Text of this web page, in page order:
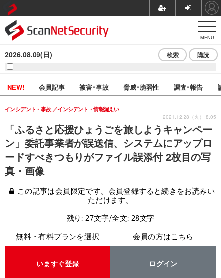
MENU
2026.08.09(日) 検索 購読
NEW! 会員記事 被害･事故 脅威･脆弱性 調査･報告
「ふるさと応援ひょうごを旅しようキャンペー
ン」委託事業者が誤送信、システムにアップロ
ードすべきつもりがファイル誤添付 2枚目の写
真・画像
インシデント・事故 インシデント・情報漏えい
2021.12.28（火） 8:05
この記事は会員限定です。会員登録すると続きをお読みい
ただけます。
残り: 27文字/全文: 28文字
無料・有料プランを選択
いますぐ登録
会員の方はこちら
ログイン